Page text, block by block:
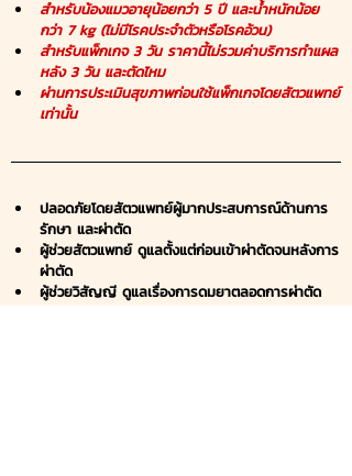
สำหรับน้องแมวอายุน้อยกว่า 5 ปี และน้ำหนักน้อย
กว่า 7 kg (ไม่มีโรคประจำตัวหรือโรคอ้วน)
สำหรับแพ็กเกจ 3 วัน ราคานี้ไม่รวมค่าบริการทำแผล
หลัง 3 วัน และตัดไหม
ผ่านการประเมินสุขภาพก่อนใช้แพ็กเกจโดยสัตวแพทย์
เท่านั้น
ปลอดภัยโดยสัตวแพทย์ผู้มากประสบการณ์ด้านการ
รักษา และผ่าตัด
ผู้ช่วยสัตวแพทย์ ดูแลตั้งแต่ก่อนเข้าผ่าตัดจนหลังการ
ผ่าตัด
ผู้ช่วยวิสัญญี ดูแลเรื่องการดมยาตลอดการผ่าตัด